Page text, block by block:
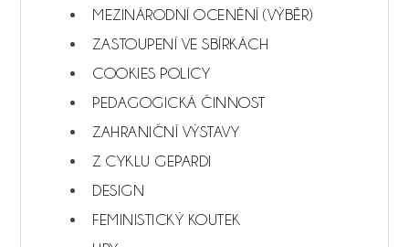
MEZINÁRODNÍ OCENĚNÍ (VÝBĚR)
ZASTOUPENÍ VE SBÍRKÁCH
COOKIES POLICY
PEDAGOGICKÁ ČINNOST
ZAHRANIČNÍ VÝSTAVY
Z CYKLU GEPARDI
DESIGN
FEMINISTICKÝ KOUTEK